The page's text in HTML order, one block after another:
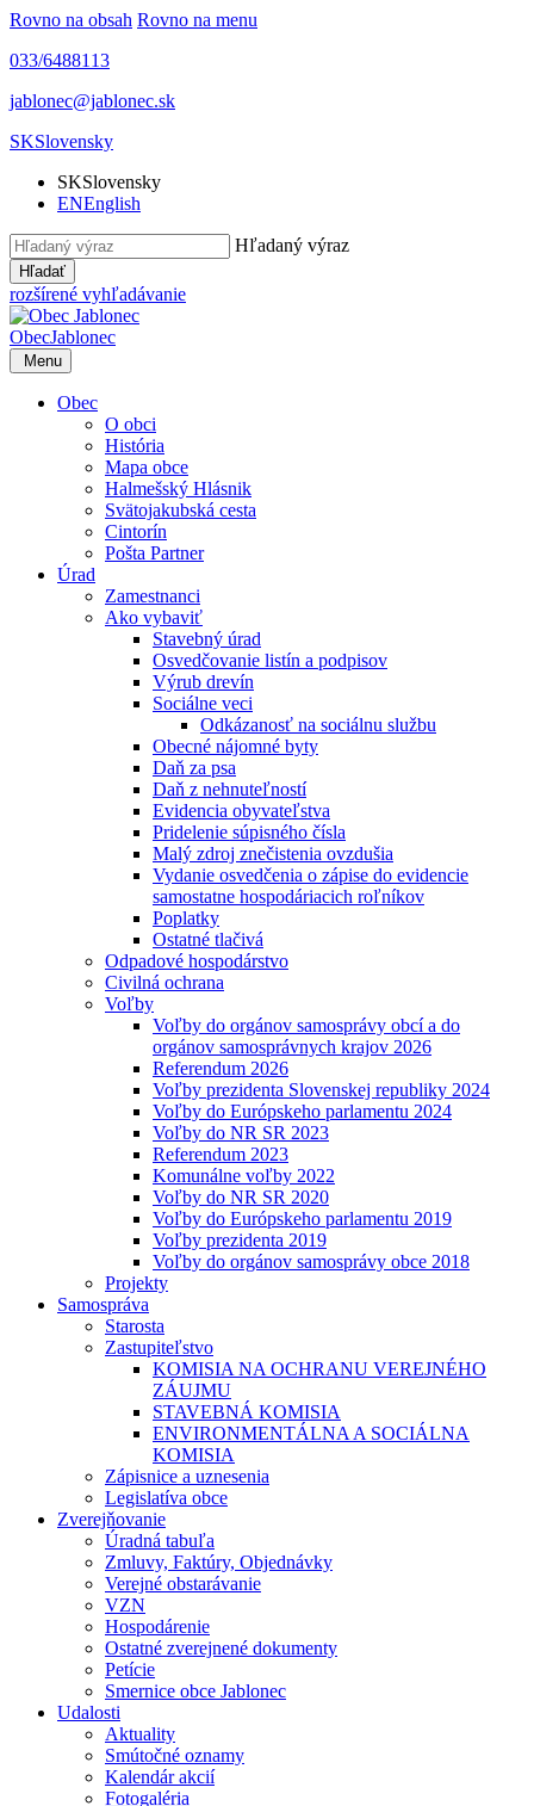
Rovno na obsah Rovno na menu
033/6488113
jablonec@jablonec.sk
SKSlovensky
SKSlovensky
ENEnglish
Hľadaný výraz
Hľadať
rozšírené vyhľadávanie
ObecJablonec
Menu
Obec
O obci
História
Mapa obce
Halmešský Hlásnik
Svätojakubská cesta
Cintorín
Pošta Partner
Úrad
Zamestnanci
Ako vybaviť
Stavebný úrad
Osvedčovanie listín a podpisov
Výrub drevín
Sociálne veci
Odkázanosť na sociálnu službu
Obecné nájomné byty
Daň za psa
Daň z nehnuteľností
Evidencia obyvateľstva
Pridelenie súpisného čísla
Malý zdroj znečistenia ovzdušia
Vydanie osvedčenia o zápise do evidencie
samostatne hospodáriacich roľníkov
Poplatky
Ostatné tlačivá
Odpadové hospodárstvo
Civilná ochrana
Voľby
Voľby do orgánov samosprávy obcí a do
orgánov samosprávnych krajov 2026
Referendum 2026
Voľby prezidenta Slovenskej republiky 2024
Voľby do Európskeho parlamentu 2024
Voľby do NR SR 2023
Referendum 2023
Komunálne voľby 2022
Voľby do NR SR 2020
Voľby do Európskeho parlamentu 2019
Voľby prezidenta 2019
Voľby do orgánov samosprávy obce 2018
Projekty
Samospráva
Starosta
Zastupiteľstvo
KOMISIA NA OCHRANU VEREJNÉHO
ZÁUJMU
STAVEBNÁ KOMISIA
ENVIRONMENTÁLNA A SOCIÁLNA
KOMISIA
Zápisnice a uznesenia
Legislatíva obce
Zverejňovanie
Úradná tabuľa
Zmluvy, Faktúry, Objednávky
Verejné obstarávanie
VZN
Hospodárenie
Ostatné zverejnené dokumenty
Petície
Smernice obce Jablonec
Udalosti
Aktuality
Smútočné oznamy
Kalendár akcií
Fotogaléria